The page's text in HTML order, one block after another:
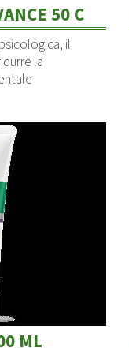
50 C
il
la
ML